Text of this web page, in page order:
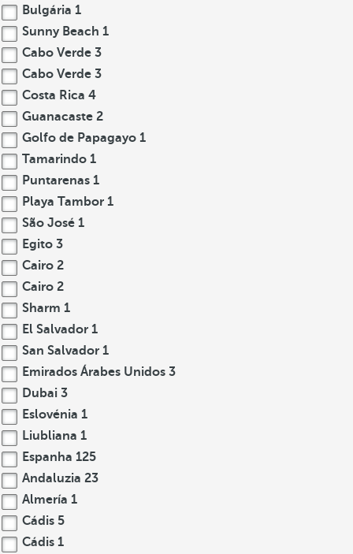
Bulgária 1
Sunny Beach 1
Cabo Verde 3
Cabo Verde 3
Costa Rica 4
Guanacaste 2
Golfo de Papagayo 1
Tamarindo 1
Puntarenas 1
Playa Tambor 1
São José 1
Egito 3
Cairo 2
Cairo 2
Sharm 1
El Salvador 1
San Salvador 1
Emirados Árabes Unidos 3
Dubai 3
Eslovénia 1
Liubliana 1
Espanha 125
Andaluzia 23
Almería 1
Cádis 5
Cádis 1